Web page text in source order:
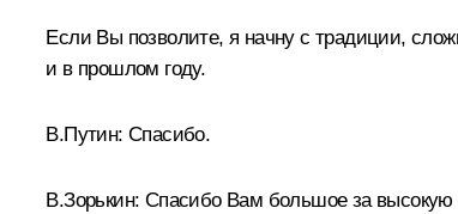
Если Вы позволите, я начну с традиции,
и в прошлом году.
В.Путин: Спасибо.
В.Зорькин: Спасибо Вам большое за высокую